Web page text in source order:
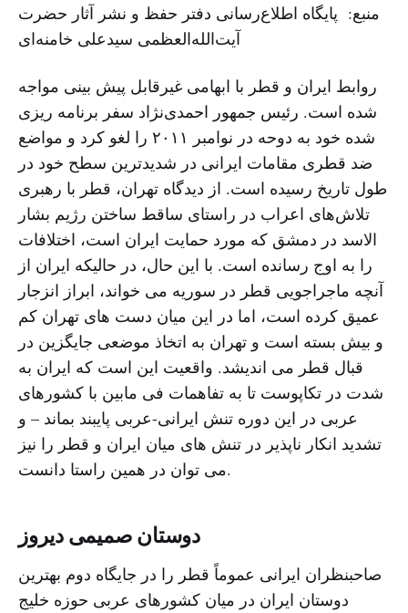
منبع: پایگاه اطلاع‌رسانی دفتر حفظ و نشر آثار حضرت
آیت‌الله‌العظمی سیدعلی خامنه‌ای
روابط ایران و قطر با ابهامی غیرقابل پیش بینی مواجه
شده است. رئیس جمهور احمدی‌نژاد سفر برنامه ریزی
شده خود به دوحه در نوامبر ۲۰۱۱ را لغو کرد و مواضع
ضد قطری مقامات ایرانی در شدیدترین سطح خود در
طول تاریخ رسیده است. از دیدگاه تهران، قطر با رهبری
تلاش‌های اعراب در راستای ساقط ساختن رژیم بشار
الاسد در دمشق که مورد حمایت ایران است، اختلافات
را به اوج رسانده است. با این حال، در حالیکه ایران از
آنچه ماجراجویی قطر در سوریه می خواند، ابراز انزجار
عمیق کرده است، اما در این میان دست های تهران کم
و بیش بسته است و تهران به اتخاذ موضعی جایگزین در
قبال قطر می اندیشد. واقعیت این است که ایران به
شدت در تکاپوست تا به تفاهمات فی مابین با کشورهای
عربی در این دوره تنش ایرانی-عربی پایبند بماند – و
تشدید انکار ناپذیر در تنش های میان ایران و قطر را نیز
می توان در همین راستا دانست.
دوستان صمیمی دیروز
صاحبنظران ایرانی عموماً قطر را در جایگاه دوم بهترین
دوستان ایران در میان کشورهای عربی حوزه خلیج